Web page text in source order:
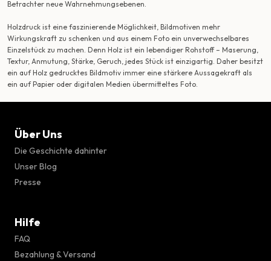
Betrachter neue Wahrnehmungsebenen.
Holzdruck ist eine faszinierende Möglichkeit, Bildmotiven mehr
Wirkungskraft zu schenken und aus einem Foto ein unverwechselbares
Einzelstück zu machen. Denn Holz ist ein lebendiger Rohstoff – Maserung,
Textur, Anmutung, Stärke, Geruch, jedes Stück ist einzigartig. Daher besitzt
ein auf Holz gedrucktes Bildmotiv immer eine stärkere Aussagekraft als
ein auf Papier oder digitalen Medien übermitteltes Foto.
Über Uns
Die Geschichte dahinter
Unser Blog
Presse
Hilfe
FAQ
Bezahlung & Versand